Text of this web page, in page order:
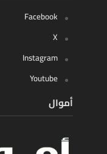
Facebook
X
Instagram
Youtube
أموال